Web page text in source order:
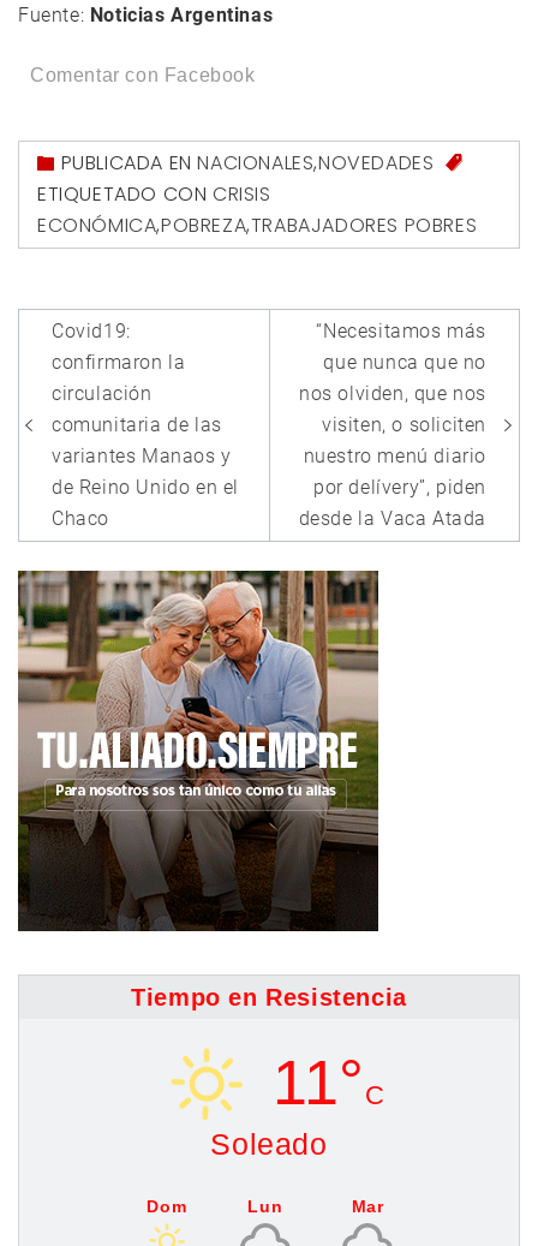
Fuente: Noticias Argentinas
Comentar con Facebook
PUBLICADA ENNACIONALES,NOVEDADES
ETIQUETADO CON CRISIS
ECONÓMICA,POBREZA,TRABAJADORES POBRES
Navegación
de
entradas
Covid19:
confirmaron la
circulación
comunitaria de las
variantes Manaos y
de Reino Unido en el
Chaco
“Necesitamos más
que nunca que no
nos olviden, que nos
visiten, o soliciten
nuestro menú diario
por delívery”, piden
desde la Vaca Atada
Tiempo en Resistencia
11° C
Soleado
Dom Lun Mar